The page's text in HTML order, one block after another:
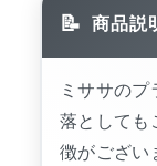
商品説
ミササのプ
落としても
徴がござい